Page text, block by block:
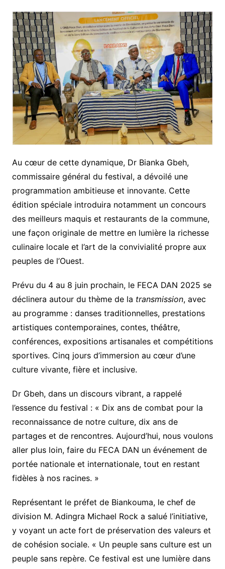
Au cœur de cette dynamique, Dr Bianka Gbeh,
commissaire général du festival, a dévoilé une
programmation ambitieuse et innovante. Cette
édition spéciale introduira notamment un concours
des meilleurs maquis et restaurants de la commune,
une façon originale de mettre en lumière la richesse
culinaire locale et l’art de la convivialité propre aux
peuples de l’Ouest.
Prévu du 4 au 8 juin prochain, le FECA DAN 2025 se
déclinera autour du thème de la transmission, avec
au programme : danses traditionnelles, prestations
artistiques contemporaines, contes, théâtre,
conférences, expositions artisanales et compétitions
sportives. Cinq jours d’immersion au cœur d’une
culture vivante, fière et inclusive.
Dr Gbeh, dans un discours vibrant, a rappelé
l’essence du festival : « Dix ans de combat pour la
reconnaissance de notre culture, dix ans de
partages et de rencontres. Aujourd’hui, nous voulons
aller plus loin, faire du FECA DAN un événement de
portée nationale et internationale, tout en restant
fidèles à nos racines. »
Représentant le préfet de Biankouma, le chef de
division M. Adingra Michael Rock a salué l’initiative,
y voyant un acte fort de préservation des valeurs et
de cohésion sociale. « Un peuple sans culture est un
peuple sans repère. Ce festival est une lumière dans